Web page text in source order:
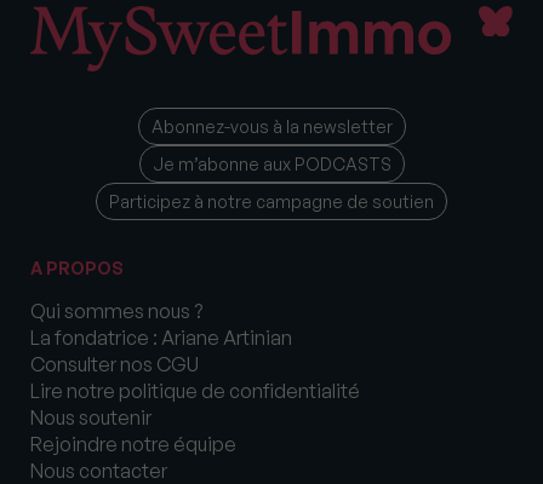
Abonnez-vous à la newsletter
Je m’abonne aux PODCASTS
Participez à notre campagne de soutien
A PROPOS
Qui sommes nous ?
La fondatrice : Ariane Artinian
Consulter nos CGU
Lire notre politique de confidentialité
Nous soutenir
Rejoindre notre équipe
Nous contacter